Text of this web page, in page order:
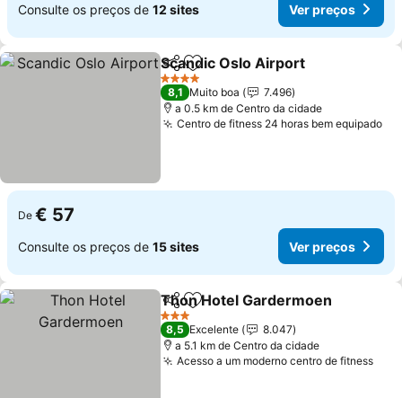
Consulte os preços de 12 sites Ver preços
PartilharAdicionar aos favoritos
Scandic Oslo Airport
4 Estrelas
8,1 Muito boa
7.496
a 0.5 km de Centro da cidade
Centro de fitness 24 horas bem equipado
De € 57
Consulte os preços de 15 sites Ver preços
PartilharAdicionar aos favoritos
Thon Hotel Gardermoen
3 Estrelas
8,5 Excelente
8.047
a 5.1 km de Centro da cidade
Acesso a um moderno centro de fitness